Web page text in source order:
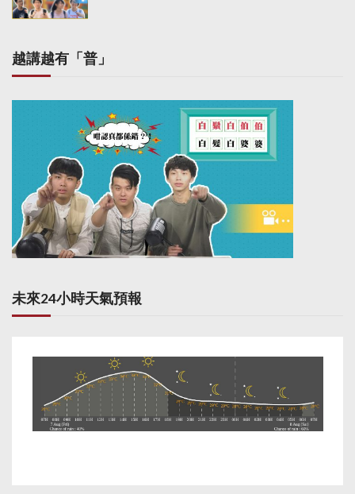
越講越有「普」
未來24小時天氣預報